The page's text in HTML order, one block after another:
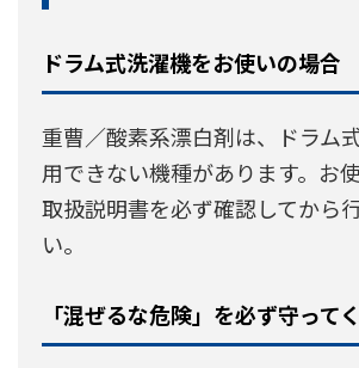
ドラム式洗濯機をお使いの場合
重曹／酸素系漂白剤は、ドラム
用できない機種があります。お
取扱説明書を必ず確認してから
い。
「混ぜるな危険」を必ず守って